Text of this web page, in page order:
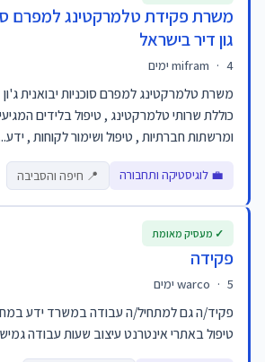
משרת פקידת טלמרקטינג למפרם
גון דיר בישראל
mifram · 4 ימים
משרת טלמרקטינג למפרם סוכניות יבואנית
כוללת שרותי טלמרקטינג , טיפול בלידים
ומרשתות חברתיות , טיפול ושימור לקוחות ,
💼 לוגיסטיקה ותחבורה 📍 חיפה והסביבה
פקידה
warco · 5 ימים
פקיד/ה גם למתחיל/ה עבודה במשרד ידע
טיפול באתרי אינטרנט עיצוב שעות עבודה
✓ מעסיק מאומת